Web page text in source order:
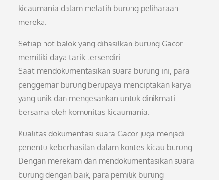
kicaumania dalam melatih burung peliharaan
mereka.
Setiap not balok yang dihasilkan burung Gacor
memiliki daya tarik tersendiri.
Saat mendokumentasikan suara burung ini, para
penggemar burung berupaya menciptakan karya
yang unik dan mengesankan untuk dinikmati
bersama oleh komunitas kicaumania.
Kualitas dokumentasi suara Gacor juga menjadi
penentu keberhasilan dalam kontes kicau burung.
Dengan merekam dan mendokumentasikan suara
burung dengan baik, para pemilik burung